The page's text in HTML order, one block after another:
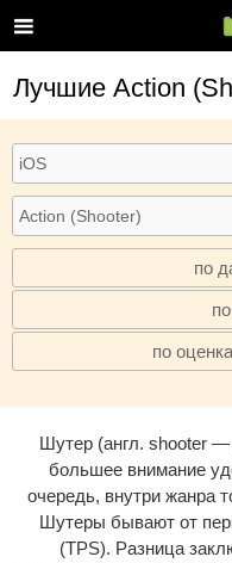
Лучшие Action
по
·
· по
Шутер (англ. shooter
большее внимание
очередь, внутри жанра
Шутеры бывают от
(TPS). Разница